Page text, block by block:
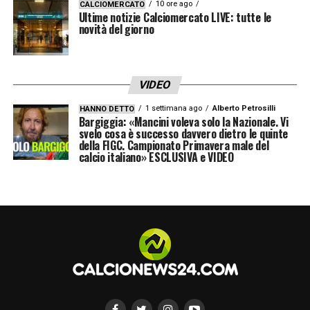
per provare a conquistare la permanenza in
Serie A, trasformando anche questa
difficoltà in una spinta ulteriore nel finale di
LA PLAYLIST DELLE NOSTRE TOP NEWS
CALCIOMERCATO 10 ore ago
Ultime notizie Calciomercato LIVE: tutte le
novità del giorno
VIDEO
HANNO DETTO 1 settimana ago Alberto Petrosilli
Bargiggia: «Mancini voleva solo la Nazionale. Vi
svelo cosa è successo davvero dietro le quinte
della FIGC. Campionato Primavera male del
calcio italiano» ESCLUSIVA e VIDEO